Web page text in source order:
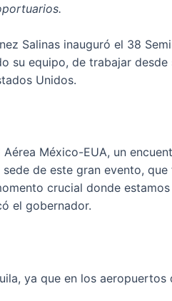
Salinas inauguró el 38
su equipo, de trabajar
Unidos.
México-EUA, un
de este gran evento,
crucial donde
el gobernador.
ya que en los aeropuertos